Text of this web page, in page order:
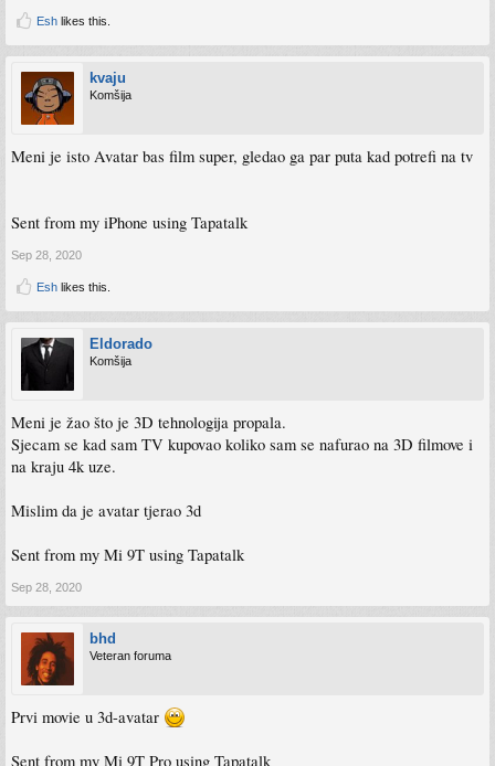
Esh likes this.
kvaju
Komšija
Meni je isto Avatar bas film super, gledao ga par puta kad potrefi na tv
Sent from my iPhone using Tapatalk
Sep 28, 2020
Esh likes this.
Eldorado
Komšija
Meni je žao što je 3D tehnologija propala.
Sjecam se kad sam TV kupovao koliko sam se nafurao na 3D filmove i
na kraju 4k uze.
Mislim da je avatar tjerao 3d
Sent from my Mi 9T using Tapatalk
Sep 28, 2020
bhd
Veteran foruma
Prvi movie u 3d-avatar
Sent from my Mi 9T Pro using Tapatalk